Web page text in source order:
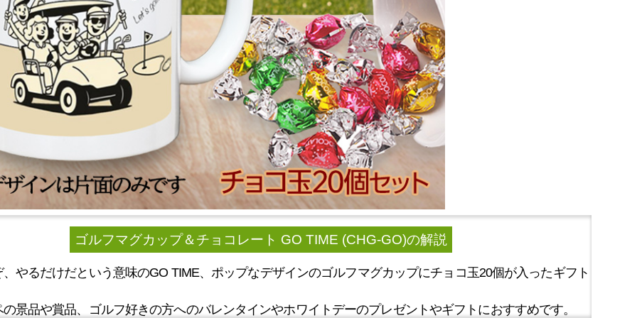
ゴルフマグカップ＆チョコレート GO TIME (CHG-GO)の解説
やるだけだという意味のGO TIME、ポップなデザインのゴルフマグカップにチョコ玉20個が入ったギフト
景品や賞品、ゴルフ好きの方へのバレンタインやホワイトデーのプレゼントやギフトにおすすめです。